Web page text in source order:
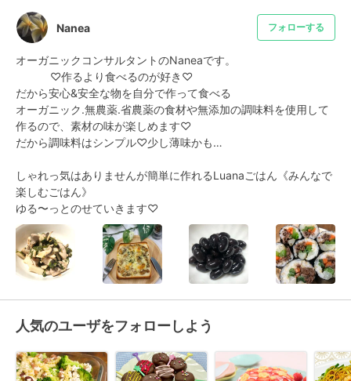
Nanea フォローする
オーガニックコンサルタントのNaneaです。
だから安心&安全な物を自分で作って食べる
オーガニック.無農薬.省農薬の食材や無添加の調味料を使用して
作るので、素材の味が楽しめます♡
だから調味料はシンプル♡少し薄味かも…
しゃれっ気はありませんが簡単に作れるLuanaごはん《みんなで
楽しむごはん》
ゆる〜っとのせていきます♡
人気のユーザをフォローしよう